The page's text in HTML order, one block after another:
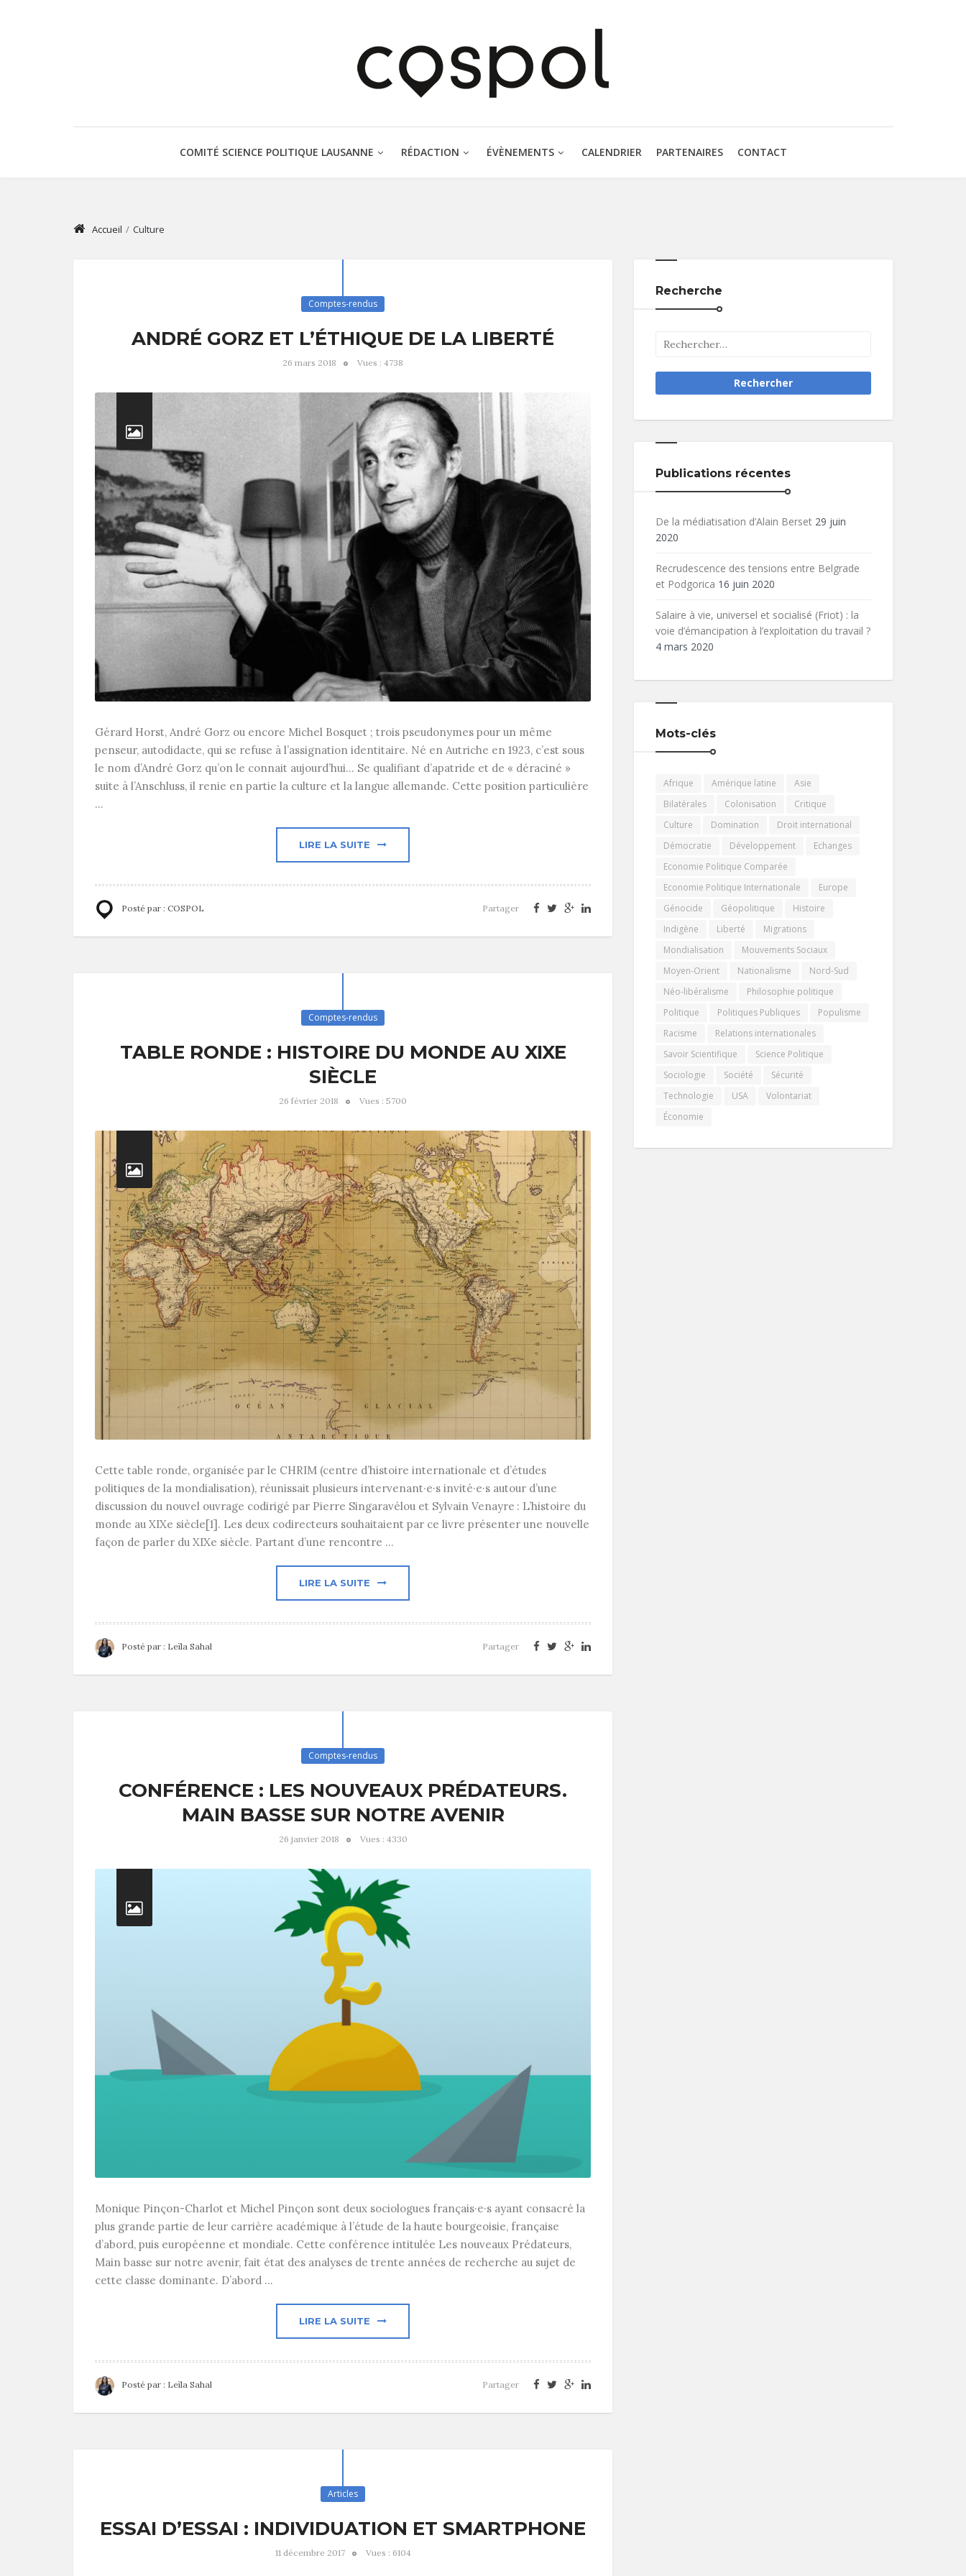
COMITÉ SCIENCE POLITIQUE LAUSANNE RÉDACTION ÉVÈNEMENTS CALENDRIER PARTENAIRES CONTACT
Accueil / Culture
Comptes-rendus
ANDRÉ GORZ ET L’ÉTHIQUE DE LA LIBERTÉ
26 mars 2018 Vues : 4738
Gérard Horst, André Gorz ou encore Michel Bosquet ; trois pseudonymes pour un même
penseur, autodidacte, qui se refuse à l’assignation identitaire. Né en Autriche en 1923, c’est sous
le nom d’André Gorz qu’on le connait aujourd’hui… Se qualifiant d’apatride et de « déraciné »
suite à l’Anschluss, il renie en partie la culture et la langue allemande. Cette position particulière
...
LIRE LA SUITE
Posté par : COSPOL Partager
Comptes-rendus
TABLE RONDE : HISTOIRE DU MONDE AU XIXE
SIÈCLE
26 février 2018 Vues : 5700
Cette table ronde, organisée par le CHRIM (centre d’histoire internationale et d’études
politiques de la mondialisation), réunissait plusieurs intervenant·e·s invité·e·s autour d’une
discussion du nouvel ouvrage codirigé par Pierre Singaravélou et Sylvain Venayre : L’histoire du
monde au XIXe siècle[1]. Les deux codirecteurs souhaitaient par ce livre présenter une nouvelle
façon de parler du XIXe siècle. Partant d’une rencontre ...
LIRE LA SUITE
Posté par : Leïla Sahal Partager
Comptes-rendus
CONFÉRENCE : LES NOUVEAUX PRÉDATEURS.
MAIN BASSE SUR NOTRE AVENIR
26 janvier 2018 Vues : 4330
Monique Pinçon-Charlot et Michel Pinçon sont deux sociologues français·e·s ayant consacré la
plus grande partie de leur carrière académique à l’étude de la haute bourgeoisie, française
d’abord, puis européenne et mondiale. Cette conférence intitulée Les nouveaux Prédateurs,
Main basse sur notre avenir, fait état des analyses de trente années de recherche au sujet de
cette classe dominante. D’abord ...
LIRE LA SUITE
Posté par : Leïla Sahal Partager
Articles
ESSAI D’ESSAI : INDIVIDUATION ET SMARTPHONE
11 décembre 2017 Vues : 6104
Recherche
Publications récentes
De la médiatisation d’Alain Berset 29 juin
2020
Recrudescence des tensions entre Belgrade
et Podgorica 16 juin 2020
Salaire à vie, universel et socialisé (Friot) : la
voie d’émancipation à l’exploitation du travail ?
4 mars 2020
Mots-clés
Afrique Amérique latine
Asie
Bilatérales
Colonisation
Critique
Culture
Domination
Droit international
Démocratie
Développement
Echanges
Economie Politique Comparée
Economie Politique Internationale
Europe
Génocide
Géopolitique
Histoire
Indigène
Liberté
Migrations
Mondialisation
Mouvements Sociaux
Moyen-Orient
Nationalisme
Nord-Sud
Néo-libéralisme
Philosophie politique
Politique
Politiques Publiques
Populisme
Racisme
Relations internationales
Savoir Scientifique
Science Politique
Sociologie
Société
Sécurité
Technologie
USA
Volontariat
Économie